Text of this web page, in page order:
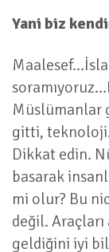
Yani biz
Müslümanlar
gitti,
Dikkat edin.
basarak
mi olur? Bu
değil. Araçları
geldiğini iyi